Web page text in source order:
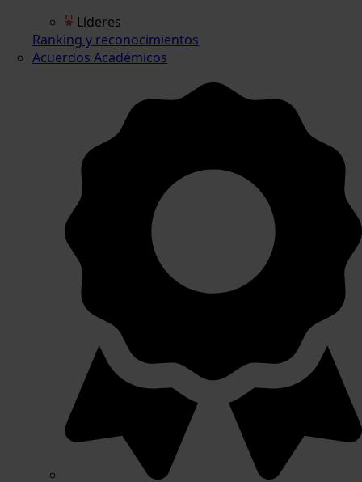
Líderes
Ranking y reconocimientos
Acuerdos Académicos